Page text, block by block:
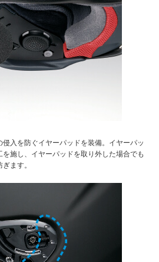
入を防ぐイヤーパッドを装備。イヤーパッ
を施し、イヤーパッドを取り外した場合でも
ます。